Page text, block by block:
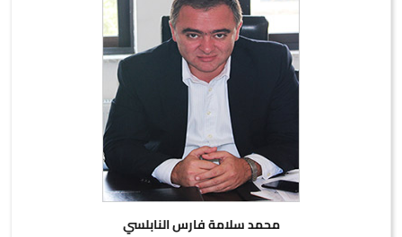
محمد سلامة فارس النابلسي